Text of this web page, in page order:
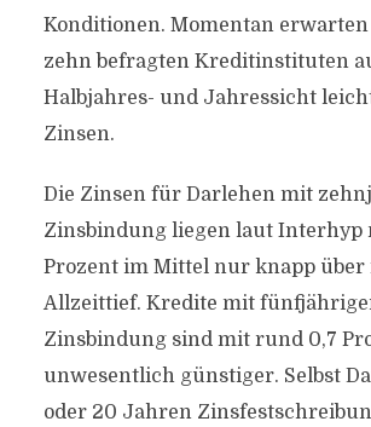
Konditionen. Momentan
zehn befragten Kreditinstituten
Halbjahres- und Jahressicht
Zinsen.
Die Zinsen für Darlehen mit
Zinsbindung liegen laut Interhyp
Prozent im Mittel nur knapp
Allzeittief. Kredite mit
Zinsbindung sind mit rund 0,7
unwesentlich günstiger. Selbst
oder 20 Jahren